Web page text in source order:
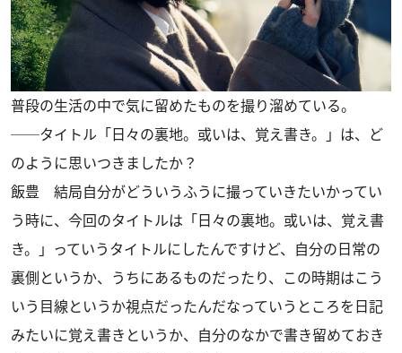
普段の生活の中で気に留めたものを撮り溜めている。
──タイトル「日々の裏地。或いは、覚え書き。」は、ど
のように思いつきましたか？
飯豊 結局自分がどういうふうに撮っていきたいかってい
う時に、今回のタイトルは「日々の裏地。或いは、覚え書
き。」っていうタイトルにしたんですけど、自分の日常の
裏側というか、うちにあるものだったり、この時期はこう
いう目線というか視点だったんだなっていうところを日記
みたいに覚え書きというか、自分のなかで書き留めておき